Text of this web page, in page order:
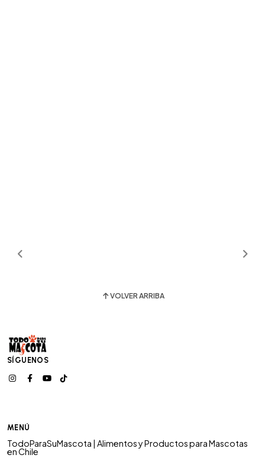
VOLVER ARRIBA
SÍGUENOS
MENÚ
TodoParaSuMascota | Alimentos y Productos para Mascotas
en Chile